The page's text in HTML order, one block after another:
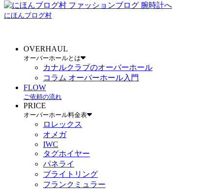
にほんブログ村
OVERHAUL
オーバーホールとは
カナルクラブのオーバーホール
コラム オーバーホール入門
FLOW
ご依頼の流れ
PRICE
オーバーホール料金表
ロレックス
オメガ
IWC
タグホイヤー
パネライ
ブライトリング
フランクミュラー